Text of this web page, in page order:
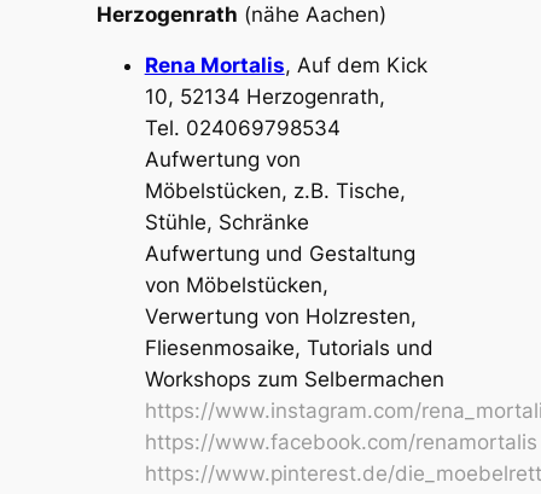
Herzogenrath (nähe Aachen)
Rena Mortalis, Auf dem Kick
10, 52134 Herzogenrath,
Tel. 024069798534
Aufwertung von
Möbelstücken, z.B. Tische,
Stühle, Schränke
Aufwertung und Gestaltung
von Möbelstücken,
Verwertung von Holzresten,
Fliesenmosaike, Tutorials und
Workshops zum Selbermachen
https://www.instagram.com/
https://www.facebook.com/renamortalis
https://www.pinterest.de/